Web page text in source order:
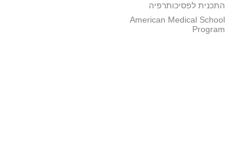
התכנית לפסיכותרפיה
American Medical School
Program